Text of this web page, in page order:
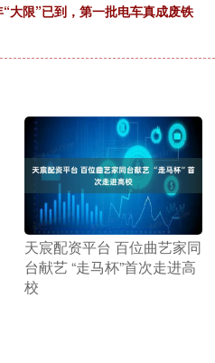
大限”已到，第一批电车真成废铁
​天宸配资平台 百位曲艺家同
台献艺 “走马杯”首次走进高
校